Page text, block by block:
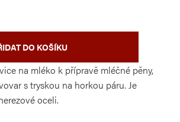
DO KOŠÍKU
na mléko k přípravě mléčné pěny,
s tryskou na horkou páru. Je
oceli.